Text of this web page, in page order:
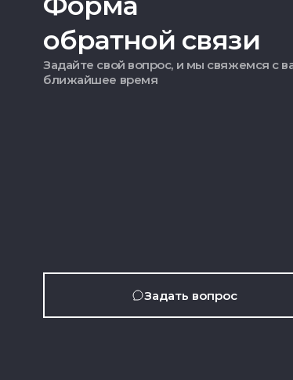
обратной связи
Задайте свой вопрос, и мы свяжемся с
ближайшее время
Задать вопрос